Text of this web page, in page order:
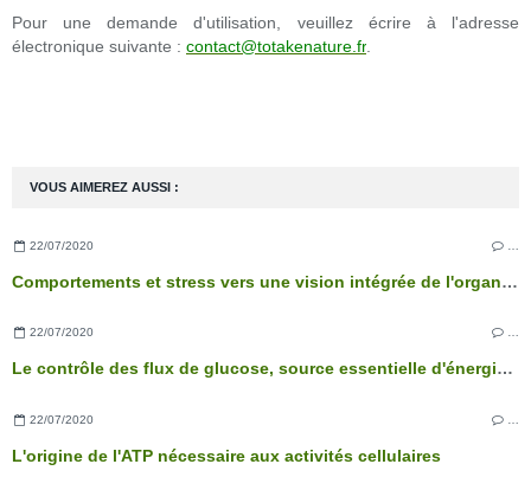
VOUS AIMEREZ AUSSI :
22/07/2020
Comportements et stress vers une vision intégrée de l'organisme
22/07/2020
Le contrôle des flux de glucose, source essentielle d'énergie des cellules
22/07/2020
L'origine de l'ATP nécessaire aux activités cellulaires
Pour une demande d'utilisation, veuillez écrire à l'adresse
électronique suivante : contact@totakenature.fr